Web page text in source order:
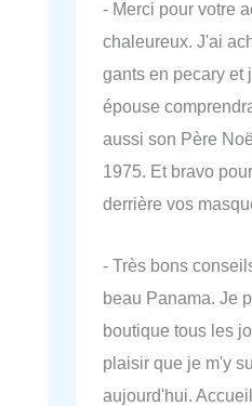
- Merci pour votre
chaleureux. J'ai
gants en pecary et
épouse
aussi son Père
1975. Et bravo
derrière vos
- Très bons
beau Panama. Je
boutique tous les
plaisir que je m'y
aujourd'hui.